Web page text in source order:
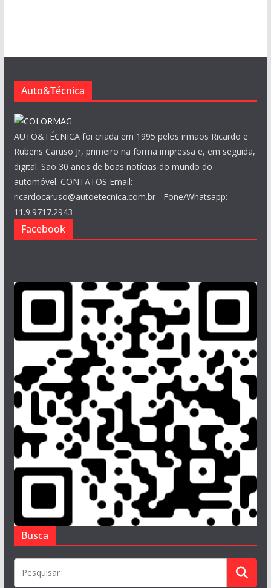
s
Auto&Técnica
AUTO&TÉCNICA foi criada em 1995 pelos irmãos Ricardo e
Rubens Caruso Jr, primeiro na forma impressa e, em seguida,
digital. São 30 anos de boas notícias do mundo do
automóvel. CONTATOS Email:
ricardocaruso@autoetecnica.com.br - Fone/Whatsapp:
11.9.9717.2943
Facebook
Busca